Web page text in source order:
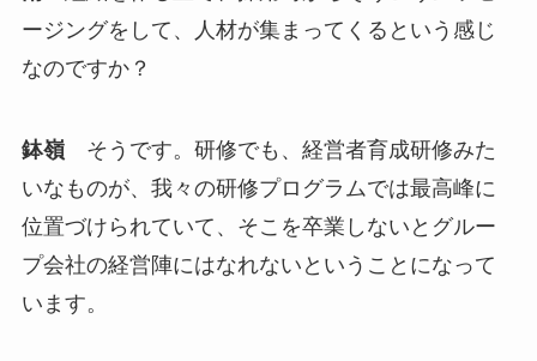
ージングをして、人材が集まってくるという感じ
なのですか？
鉢嶺そうです。研修でも、経営者育成研修みた
いなものが、我々の研修プログラムでは最高峰に
位置づけられていて、そこを卒業しないとグルー
プ会社の経営陣にはなれないということになって
います。